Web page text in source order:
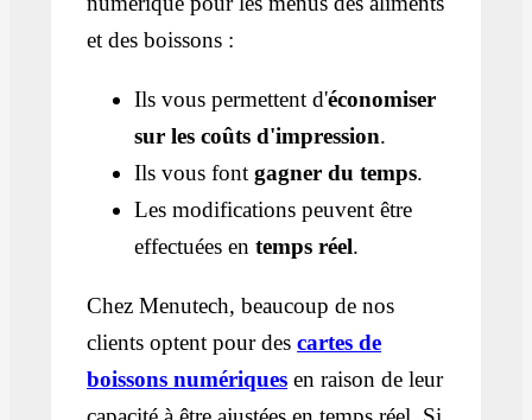
et des boissons :
Ils vous permettent d'économiser
sur les coûts d'impression.
Ils vous fontgagner du temps.
Les modifications peuvent être
effectuées entemps réel.
Chez Menutech, beaucoup de nos
clients optent pour descartes de
boissons numériques en raison de leur